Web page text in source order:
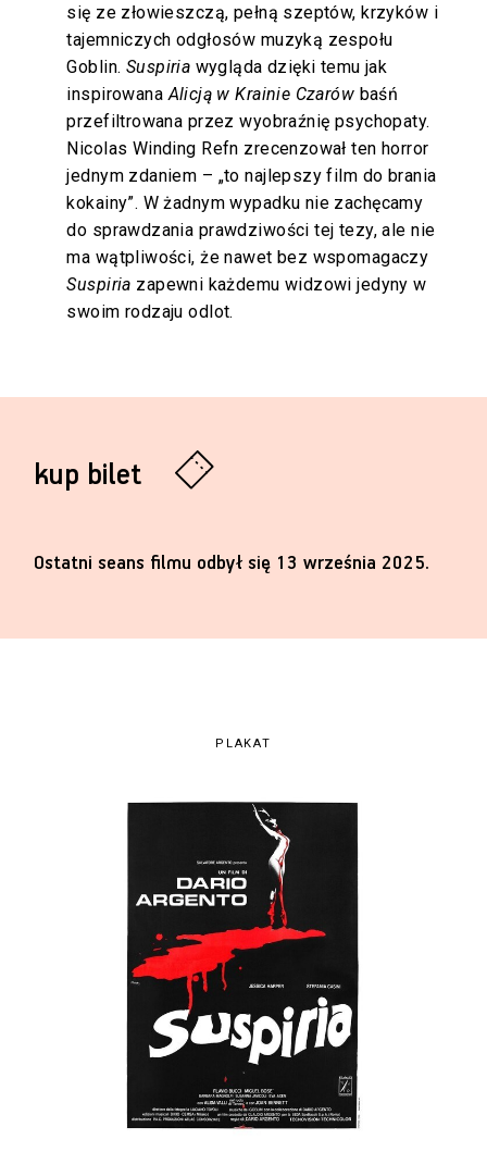
kup bilet
Ostatni seans filmu odbył się 13 września 2025.
PLAKAT
się ze złowieszczą, pełną szeptów, krzyków i
tajemniczych odgłosów muzyką zespołu
Goblin. Suspiria wygląda dzięki temu jak
inspirowanaAlicją w Krainie Czarów baśń
przefiltrowana przez wyobraźnię psychopaty.
Nicolas Winding Refn zrecenzował ten horror
jednym zdaniem – „to najlepszy film do brania
kokainy”. W żadnym wypadku nie zachęcamy
do sprawdzania prawdziwości tej tezy, ale nie
ma wątpliwości, że nawet bez wspomagaczy
Suspiria zapewni każdemu widzowi jedyny w
swoim rodzaju odlot.